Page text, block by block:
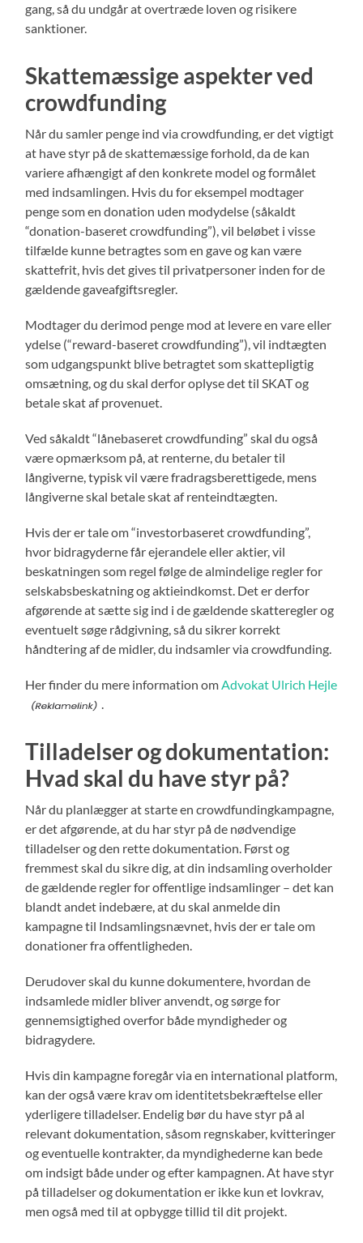
gang, så du undgår at overtræde loven og risikere
sanktioner.
Skattemæssige aspekter ved
crowdfunding
Når du samler penge ind via crowdfunding, er det vigtigt
at have styr på de skattemæssige forhold, da de kan
variere afhængigt af den konkrete model og formålet
med indsamlingen. Hvis du for eksempel modtager
penge som en donation uden modydelse (såkaldt
“donation-baseret crowdfunding”), vil beløbet i visse
tilfælde kunne betragtes som en gave og kan være
skattefrit, hvis det gives til privatpersoner inden for de
gældende gaveafgiftsregler.
Modtager du derimod penge mod at levere en vare eller
ydelse (“reward-baseret crowdfunding”), vil indtægten
som udgangspunkt blive betragtet som skattepligtig
omsætning, og du skal derfor oplyse det til SKAT og
betale skat af provenuet.
Ved såkaldt “lånebaseret crowdfunding” skal du også
være opmærksom på, at renterne, du betaler til
långiverne, typisk vil være fradragsberettigede, mens
långiverne skal betale skat af renteindtægten.
Hvis der er tale om “investorbaseret crowdfunding”,
hvor bidragyderne får ejerandele eller aktier, vil
beskatningen som regel følge de almindelige regler for
selskabsbeskatning og aktieindkomst. Det er derfor
afgørende at sætte sig ind i de gældende skatteregler og
eventuelt søge rådgivning, så du sikrer korrekt
håndtering af de midler, du indsamler via crowdfunding.
Her finder du mere information om Advokat Ulrich Hejle
Tilladelser og dokumentation:
Hvad skal du have styr på?
Når du planlægger at starte en crowdfundingkampagne,
er det afgørende, at du har styr på de nødvendige
tilladelser og den rette dokumentation. Først og
fremmest skal du sikre dig, at din indsamling overholder
de gældende regler for offentlige indsamlinger – det kan
blandt andet indebære, at du skal anmelde din
kampagne til Indsamlingsnævnet, hvis der er tale om
donationer fra offentligheden.
Derudover skal du kunne dokumentere, hvordan de
indsamlede midler bliver anvendt, og sørge for
gennemsigtighed overfor både myndigheder og
bidragydere.
Hvis din kampagne foregår via en international platform,
kan der også være krav om identitetsbekræftelse eller
yderligere tilladelser. Endelig bør du have styr på al
relevant dokumentation, såsom regnskaber, kvitteringer
og eventuelle kontrakter, da myndighederne kan bede
om indsigt både under og efter kampagnen. At have styr
på tilladelser og dokumentation er ikke kun et lovkrav,
men også med til at opbygge tillid til dit projekt.